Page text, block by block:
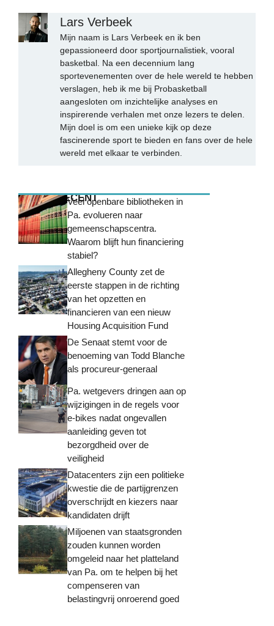
Lars Verbeek
Mijn naam is Lars Verbeek en ik ben
gepassioneerd door sportjournalistiek, vooral
basketbal. Na een decennium lang
sportevenementen over de hele wereld te hebben
verslagen, heb ik me bij Probasketball
aangesloten om inzichtelijke analyses en
inspirerende verhalen met onze lezers te delen.
Mijn doel is om een unieke kijk op deze
fascinerende sport te bieden en fans over de hele
wereld met elkaar te verbinden.
MEEST RECENTVeel openbare bibliotheken in
Pa. evolueren naar
gemeenschapscentra.
Waarom blijft hun financiering
stabiel?
Allegheny County zet de
eerste stappen in de richting
van het opzetten en
financieren van een nieuw
Housing Acquisition Fund
De Senaat stemt voor de
benoeming van Todd Blanche
als procureur-generaal
Pa. wetgevers dringen aan op
wijzigingen in de regels voor
e-bikes nadat ongevallen
aanleiding geven tot
bezorgdheid over de
veiligheid
Datacenters zijn een politieke
kwestie die de partijgrenzen
overschrijdt en kiezers naar
kandidaten drijft
Miljoenen van staatsgronden
zouden kunnen worden
omgeleid naar het platteland
van Pa. om te helpen bij het
compenseren van
belastingvrij onroerend goed